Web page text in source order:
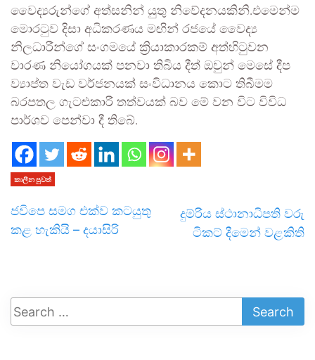
වෛද්‍යරුන්ගේ අත්සනින් යුතු නිවේදනයකිනි.එමෙන්ම
මොරටුව දිසා අධිකරණය මඟින් රජයේ වෛද්‍ය
නිලධාරීන්ගේ සංගමයේ ක්‍රියාකාරකම් අත්හිටුවන
වාරණ නියෝගයක් පනවා තිබිය දීත් ඔවුන් මෙසේ දීප
ව්‍යාප්ත වැඩ වර්ජනයක් සංවිධානය කොට තිබීමම
බරපතල ගැටළුකාරී තත්වයක් බව මේ වන විට විවිධ
පාර්ශව පෙන්වා දී තිබේ.
කාලීන පුවත්
ජවිපෙ සමග එක්ව කටයුතු
කළ හැකියි – දයාසිරි
දුම්රිය ස්ථානාධිපති වරු
ටිකට් දීමෙන් වළකිති